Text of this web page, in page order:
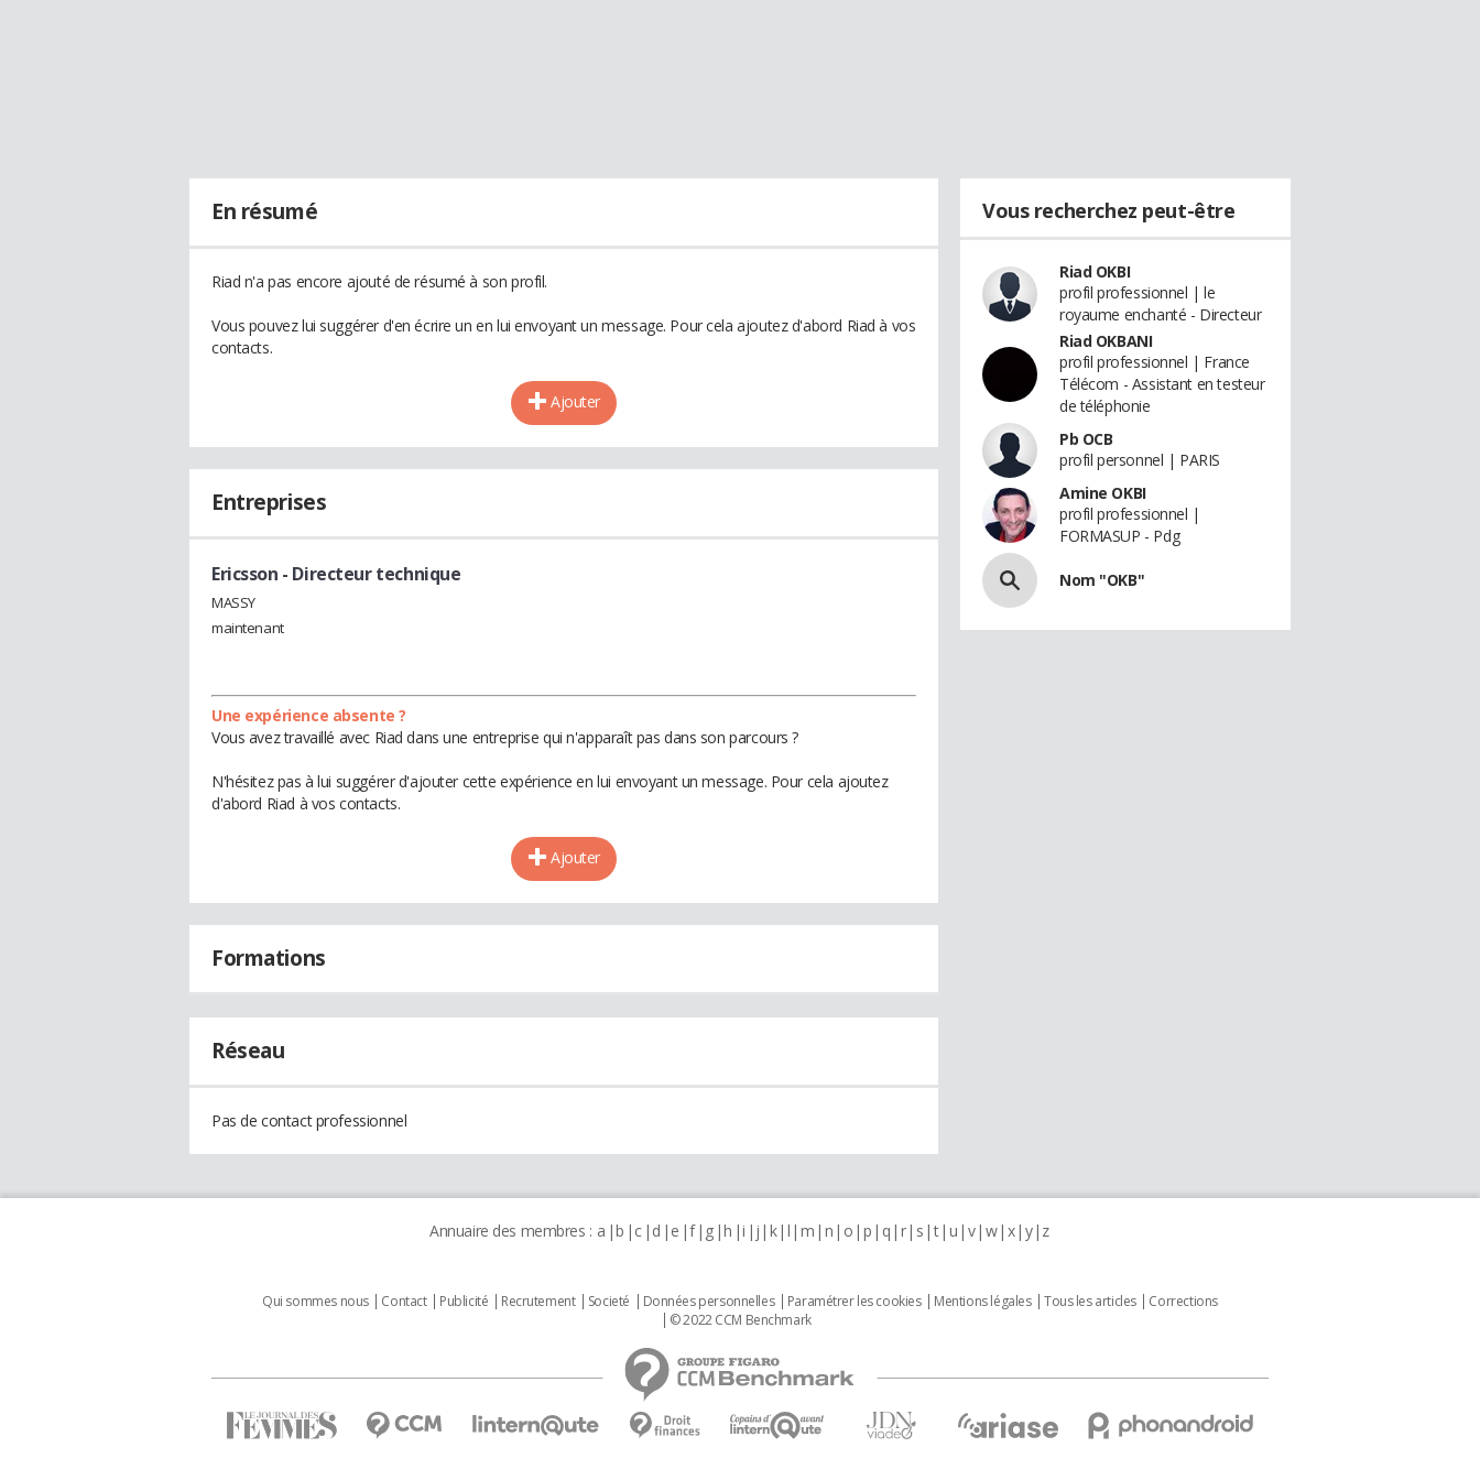
En résumé
Riad n'a pas encore ajouté de résumé à son profil.
Vous pouvez lui suggérer d'en écrire un en lui envoyant un message. Pour cela ajoutez d'abord Riad à vos
contacts.
Ajouter
Entreprises
Ericsson - Directeur technique
MASSY
maintenant
Une expérience absente ?
Vous avez travaillé avec Riad dans une entreprise qui n'apparaît pas dans son parcours ?
N'hésitez pas à lui suggérer d'ajouter cette expérience en lui envoyant un message. Pour cela ajoutez
d'abord Riad à vos contacts.
Ajouter
Formations
Réseau
Pas de contact professionnel
Vous recherchez peut-être
Riad OKBI
profil professionnel | le
royaume enchanté - Directeur
Riad OKBANI
profil professionnel | France
Télécom - Assistant en testeur
de téléphonie
Pb OCB
profil personnel | PARIS
Amine OKBI
profil professionnel |
FORMASUP - Pdg
Nom "OKB"
Annuaire des membres : a b c d e f g h i j k l m n o p q r s t u v w x y z
Qui sommes nous Contact Publicité Recrutement Societé Données personnelles Paramétrer les cookies Mentions légales Tous les articles
Corrections
© 2022 CCM Benchmark